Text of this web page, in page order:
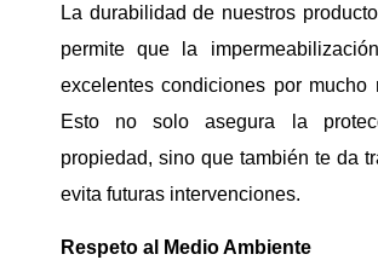
La durabilidad de nuestros
permite que la
excelentes condiciones por mucho
Esto no solo asegura la
propiedad, sino que también te da
evita futuras intervenciones.
Respeto al Medio Ambiente